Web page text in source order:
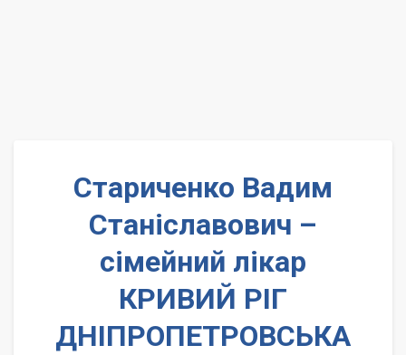
Стариченко Вадим
Станіславович –
сімейний лікар
КРИВИЙ РІГ
ДНІПРОПЕТРОВСЬКА